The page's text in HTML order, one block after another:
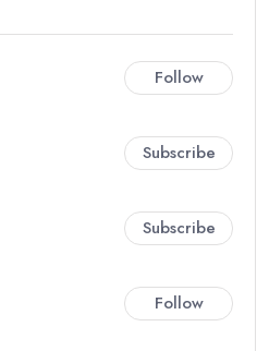
Follow
Subscribe
Subscribe
Follow